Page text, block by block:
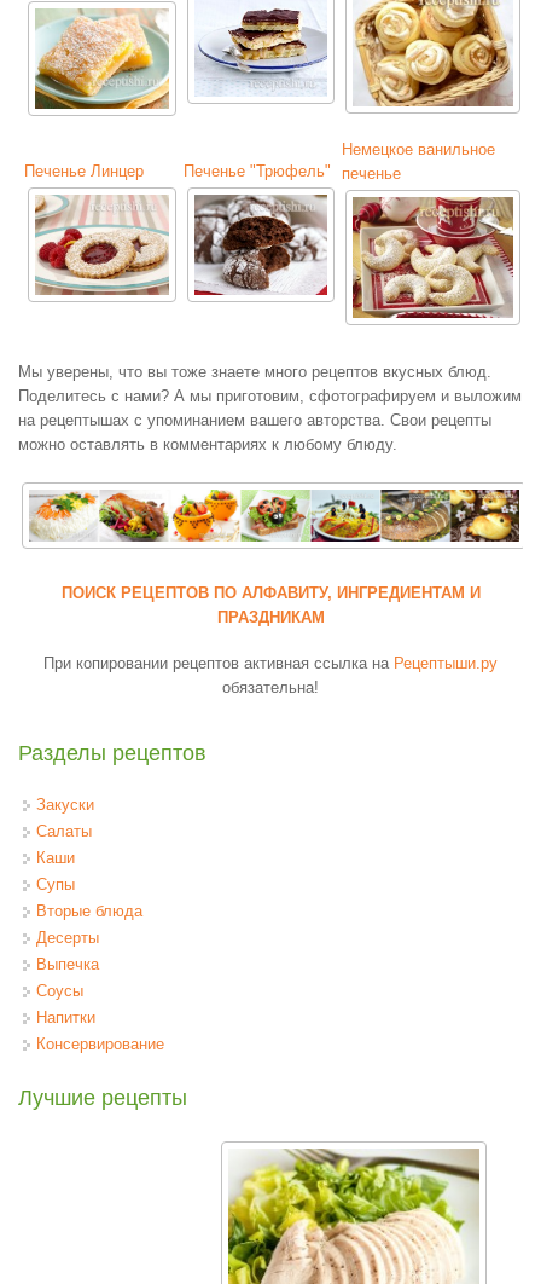
Печенье Линцер Печенье "Трюфель"
Немецкое ванильное
печенье
Мы уверены, что вы тоже знаете много рецептов вкусных блюд.
Поделитесь с нами? А мы приготовим, сфотографируем и выложим
на рецептышах с упоминанием вашего авторства. Свои рецепты
можно оставлять в комментариях к любому блюду.
ПОИСК РЕЦЕПТОВ ПО АЛФАВИТУ, ИНГРЕДИЕНТАМ И
ПРАЗДНИКАМ
При копировании рецептов активная ссылка на Рецептыши.ру
обязательна!
Разделы рецептов
Закуски
Салаты
Каши
Супы
Вторые блюда
Десерты
Выпечка
Соусы
Напитки
Консервирование
Лучшие рецепты